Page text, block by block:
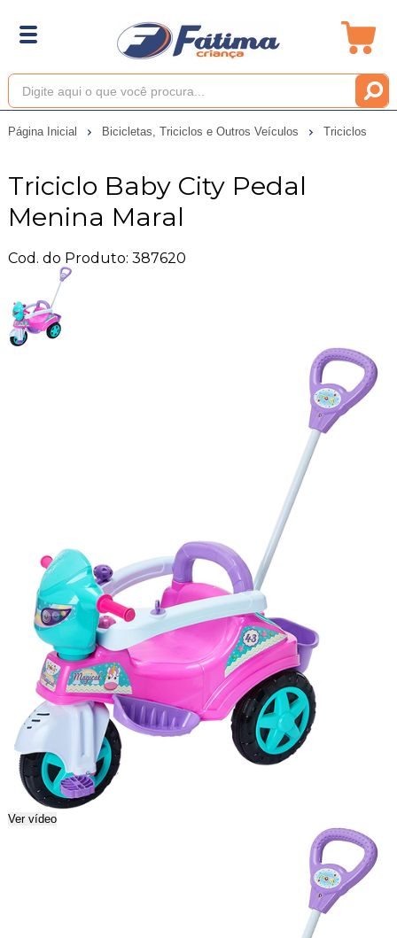
Página Inicial Bicicletas, Triciclos e Outros Veículos Triciclos
Triciclo Baby City Pedal
Menina Maral
Cod. do Produto: 387620
Ver vídeo